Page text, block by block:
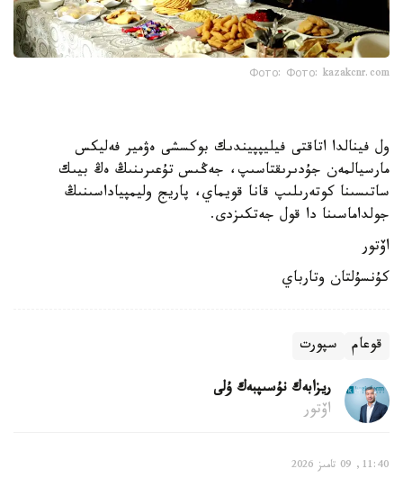
Фото: Фото: kazakcnr.com
ول فينالدا اتاقتى فيليپپيندىك بوكسشى ەۋمير فەليكس
مارسيالمەن جۇدىرىقتاسىپ، جەڭىس تۇعىرىنىڭ ەڭ بيىك
ساتىسىنا كوتەرىلىپ قانا قويماي، پاريج وليمپياداسىنىڭ
جولداماسىنا دا قول جەتكىزدى.
اۆتور
كۇنسۇلتان وتارباي
قوعام سپورت
ريزابەك نۇسىپبەك ۇلى
اۆتور
11:40, 09 تامىز 2026